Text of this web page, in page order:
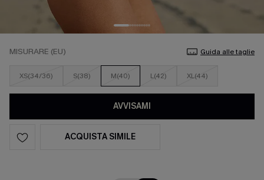
MISURARE (EU) Guida alle taglie
XS(34/36) S(38) M(40) L(42) XL(44)
AVVISAMI
ACQUISTA SIMILE